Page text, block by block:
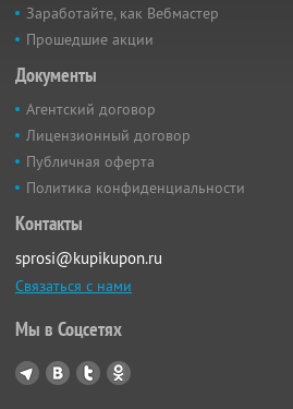
Заработайте, как Вебмастер
Прошедшие акции
Документы
Агентский договор
Лицензионный договор
Публичная оферта
Политика конфиденциальности
Контакты
sprosi@kupikupon.ru
Связаться с нами
Мы в Соцсетях